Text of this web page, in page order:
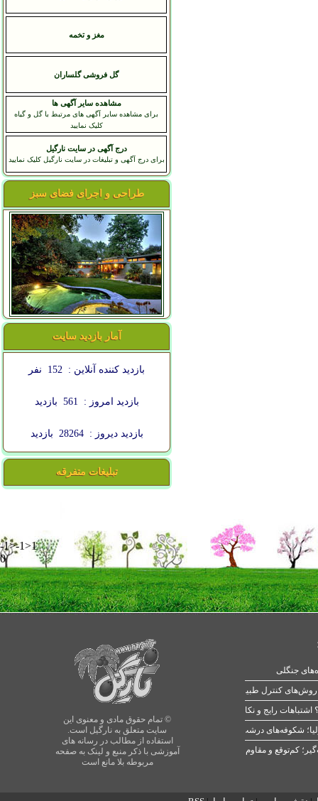
مغز و تخمه
گل فروشی گلساران
مشاهده سایر آگهی ها
برای مشاهده سایر آگهی های مرتبط با گل و گیاه
کلیک نمایید
درج آگهی در سایت نارگیل
برای درج آگهی و تبلیغات در سایت نارگیل کلیک نمایید
طراحی و اجرای فضای سبز
آمار بازدید سایت
بازدید کننده آنلاین : 152 نفر
بازدید امروز : 561 بازدید
بازدید دیروز : 28264 بازدید
تبلیغات متفرقه
-1>-1>1
0
© تمام حقوق مادی و معنوی این
سایت متعلق به نارگیل است.
استفاده از مطالب در رسانه های
آموزشی با ذکر منبع و لینک به صفحه
مربوطه بلا مانع است
جنگلی
رایج و نکات طلایی
شکوفه‌های درشت در بهار